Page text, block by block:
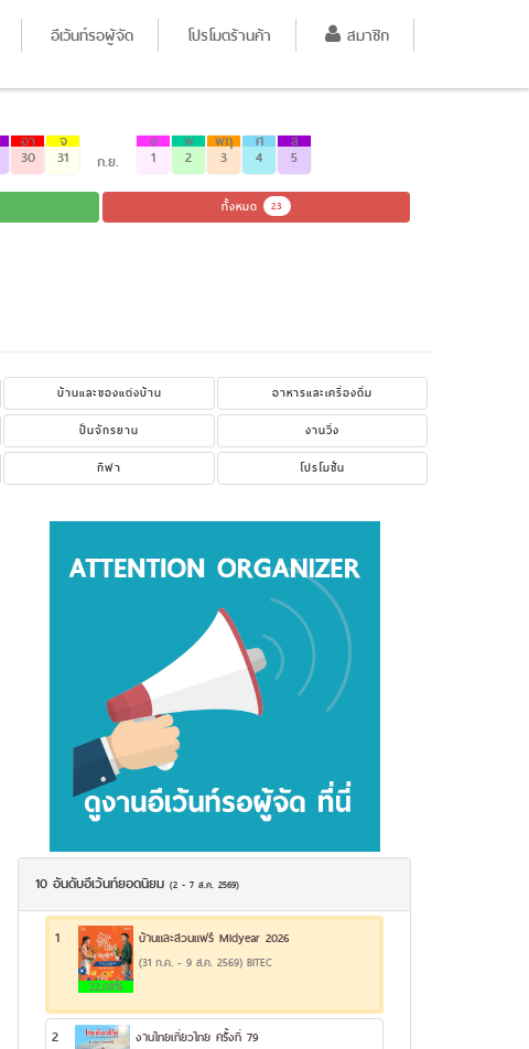
อีเว้นท์รอผู้จัด โปรโมตร้านค้า สมาชิก
อา
30
จ
31 ก.ย.
อ
1
พ
2
พฤ
3
ศ
4
ส
5
ทั้งหมด 23
บ้านและของแต่งบ้าน
อาหารและเครื่องดื่ม
ปั่นจักรยาน
งานวิ่ง
กีฬา โปรโมชั่น
10 อันดับอีเว้นท์ยอดนิยม(2 - 7 ส.ค. 2569)
1
22.08%
บ้านและสวนแฟร์ Midyear 2026
(31 ก.ค. - 9 ส.ค. 2569) BITEC
2 งานไทยเที่ยวไทย ครั้งที่ 79